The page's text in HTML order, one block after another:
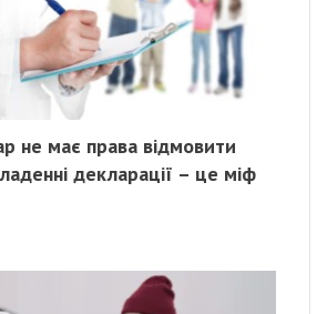
не має права відмовити
декларації – це міф